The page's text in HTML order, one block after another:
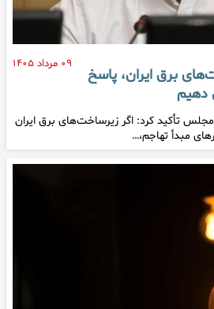
۰۹ مرداد ۱۴۰۵
برق ایران، پاسخ
دهیم
تأکید کرد: اگر زیرساخت‌های برق ایران
مبدأ تهاجم،…